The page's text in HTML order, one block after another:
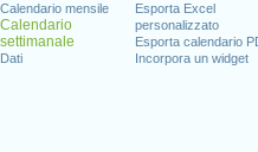
Calendario mensile
Calendario
settimanale
Dati
Esporta Excel
personalizzato
Esporta calendario
Incorpora un widget